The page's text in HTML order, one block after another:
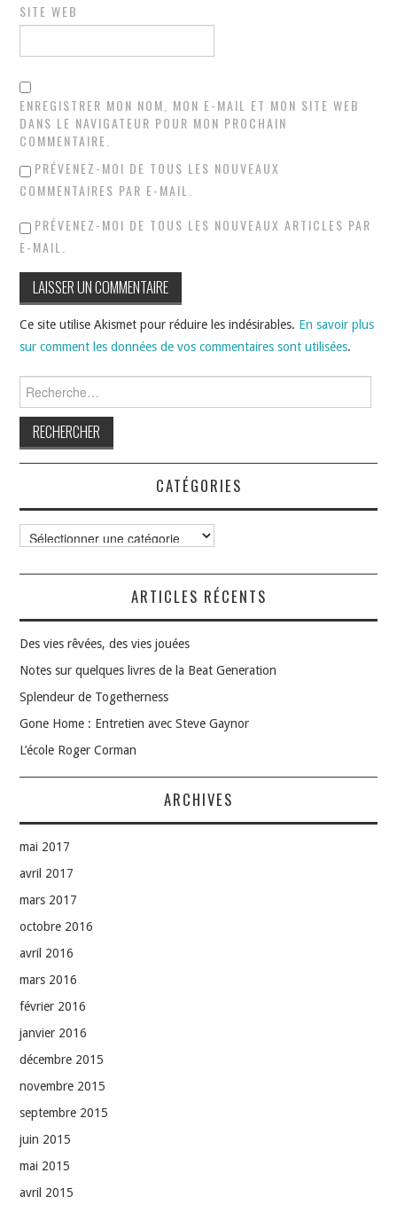
SITE WEB
ENREGISTRER MON NOM, MON E-MAIL ET MON SITE WEB
DANS LE NAVIGATEUR POUR MON PROCHAIN
COMMENTAIRE.
PRÉVENEZ-MOI DE TOUS LES NOUVEAUX
COMMENTAIRES PAR E-MAIL.
PRÉVENEZ-MOI DE TOUS LES NOUVEAUX ARTICLES PAR
E-MAIL.
Ce site utilise Akismet pour réduire les indésirables. En savoir plus
sur comment les données de vos commentaires sont utilisées.
CATÉGORIES
Catégories
ARTICLES RÉCENTS
Des vies rêvées, des vies jouées
Notes sur quelques livres de la Beat Generation
Splendeur de Togetherness
Gone Home : Entretien avec Steve Gaynor
L’école Roger Corman
ARCHIVES
mai 2017
avril 2017
mars 2017
octobre 2016
avril 2016
mars 2016
février 2016
janvier 2016
décembre 2015
novembre 2015
septembre 2015
juin 2015
mai 2015
avril 2015